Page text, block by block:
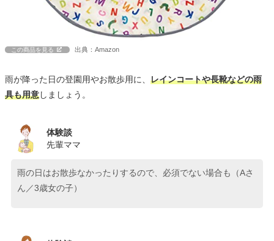
この商品を見る 出典：Amazon
雨が降った日の登園用やお散歩用に、 レインコートや長靴などの雨
具も用意しましょう。
体験談
先輩ママ
雨の日はお散歩なかったりするので、必須でない場合も（Aさ
ん／3歳女の子）